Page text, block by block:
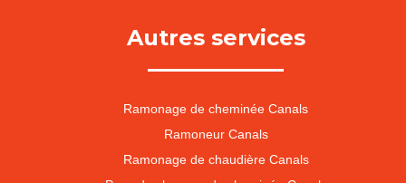
Autres services
Ramonage de cheminée Canals
Ramoneur Canals
Ramonage de chaudière Canals